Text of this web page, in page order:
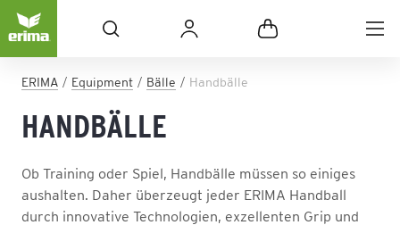
ERIMA Equipment Bälle Handbälle
HANDBÄLLE
Ob Training oder Spiel, Handbälle müssen so einiges
aushalten. Daher überzeugt jeder ERIMA Handball
durch innovative Technologien, exzellenten Grip und